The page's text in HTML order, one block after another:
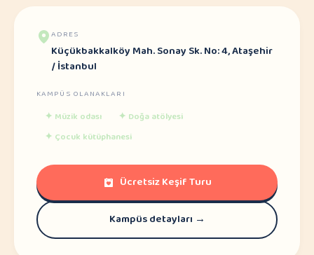
ADRES
Küçükbakkalköy Mah. Sonay Sk. No: 4, Ataşehir
/ İstanbul
KAMPÜS OLANAKLARI
✦ Müzik odası ✦ Doğa atölyesi
✦ Çocuk kütüphanesi
Ücretsiz Keşif Turu
Kampüs detayları →